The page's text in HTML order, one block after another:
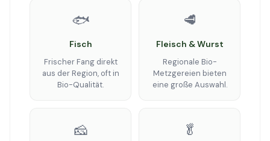
🐟
Fisch
Frischer Fang direkt
aus der Region, oft in
Bio-Qualität.
🥩
Fleisch & Wurst
Regionale Bio-
Metzgereien bieten
eine große Auswahl.
🧀 🥬